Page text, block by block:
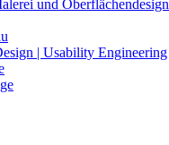
und Oberflächendesign
| Usability Engineering